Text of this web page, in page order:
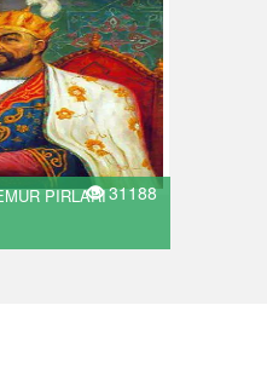
PIRLARI31188